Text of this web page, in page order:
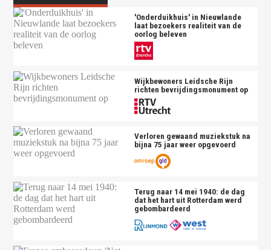
'Onderduikhuis' in Nieuwlande
laat bezoekers realiteit van de
oorlog beleven
Wijkbewoners Leidsche Rijn
richten bevrijdingsmonument op
Verloren gewaand muziekstuk na
bijna 75 jaar weer opgevoerd
Terug naar 14 mei 1940: de dag
dat het hart uit Rotterdam werd
gebombardeerd